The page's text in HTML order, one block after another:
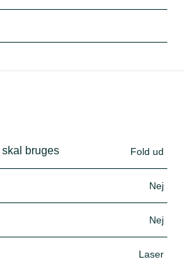
bruges Fold ud
Nej
Nej
Laser